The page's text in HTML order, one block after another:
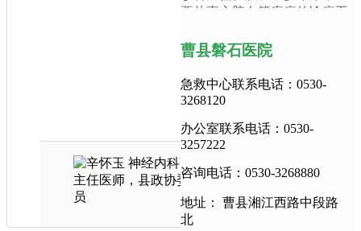
要从事心脑血管疾病的诊疗工
疑难杂症的诊治具有丰
曹县磐石医院
急救中心联系电话：0530-
3268120
办公室联系电话：0530-
3257222
咨询电话：0530-3268880
地址： 曹县湘江西路中段路
北